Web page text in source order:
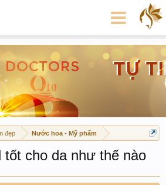
đẹp Nước hoa - Mỹ phẩm
tốt cho da như thế nào